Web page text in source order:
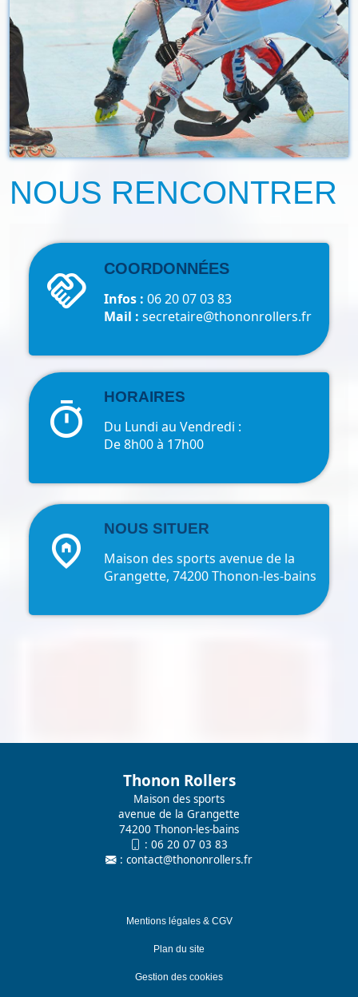
NOUS RENCONTRER
handshake
COORDONNÉES
Infos : 06 20 07 03 83
Mail : secretaire@thononrollers.fr
timer HORAIRES
Du Lundi au Vendredi :
De 8h00 à 17h00
home_pin NOUS SITUER
Maison des sports avenue de la
Grangette, 74200 Thonon-les-bains
Thonon Rollers
Maison des sports
avenue de la Grangette
74200 Thonon-les-bains
: 06 20 07 03 83
: contact@thononrollers.fr
Mentions légales & CGV
Plan du site
Gestion des cookies